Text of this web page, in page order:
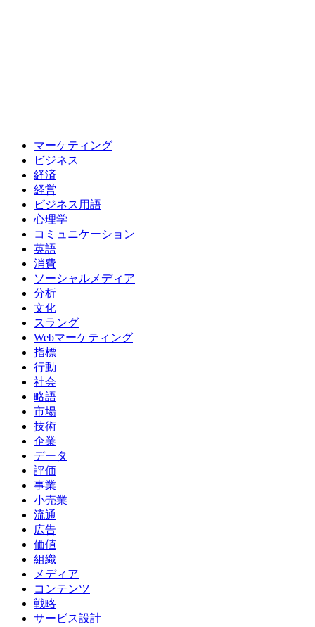
マーケティング
ビジネス
経済
経営
ビジネス用語
心理学
コミュニケーション
英語
消費
ソーシャルメディア
分析
文化
スラング
Webマーケティング
指標
行動
社会
略語
市場
技術
企業
データ
評価
事業
小売業
流通
広告
価値
組織
メディア
コンテンツ
戦略
サービス設計